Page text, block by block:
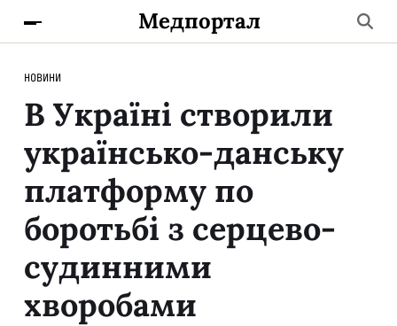
Медпортал
НОВИНИ
В Україні створили
українсько-данську
платформу по
боротьбі з серцево-
судинними
хворобами